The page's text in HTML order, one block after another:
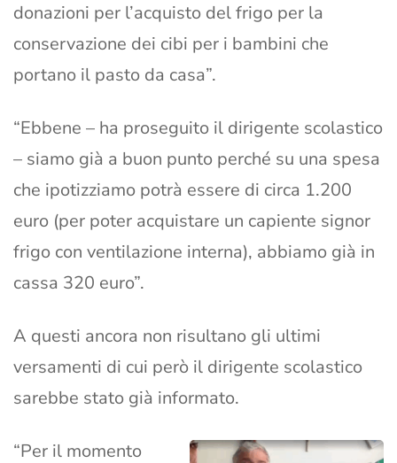
donazioni per l’acquisto del frigo per la
conservazione dei cibi per i bambini che
portano il pasto da casa”.
“Ebbene – ha proseguito il dirigente scolastico
– siamo già a buon punto perché su una spesa
che ipotizziamo potrà essere di circa 1.200
euro (per poter acquistare un capiente signor
frigo con ventilazione interna), abbiamo già in
cassa 320 euro”.
A questi ancora non risultano gli ultimi
versamenti di cui però il dirigente scolastico
sarebbe stato già informato.
“Per il momento